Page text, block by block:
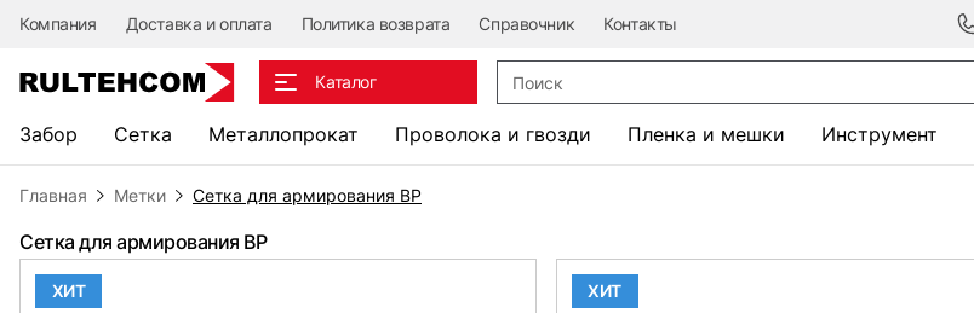
Компания Доставка и оплата Политика возврата Справочник Контакты
Каталог
Забор Сетка Металлопрокат Проволока и гвозди Пленка и мешки Инструмент
Главная Метки Сетка для армирования ВР
Сетка для армирования ВР
ХИТ ХИТ